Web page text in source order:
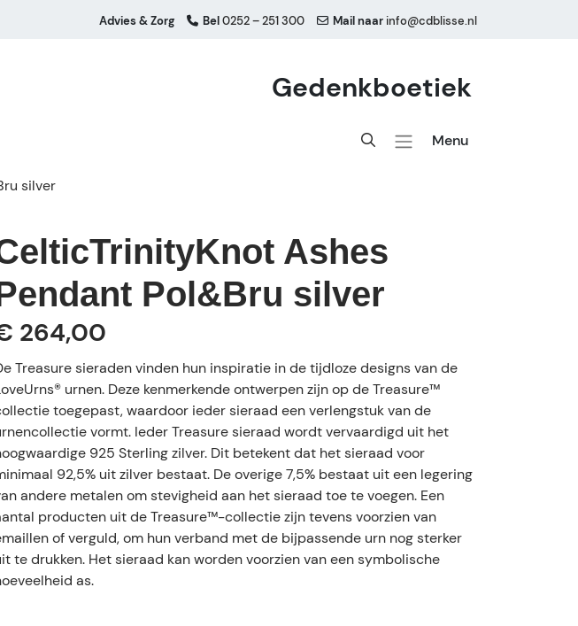
Advies & Zorg Bel0252 – 251 300 Mail naar info@cdblisse.nl
Gedenkboetiek
Menu
silver
Ashes
Pol&Bru silver
264,00
Treasure sieraden vinden hun inspiratie in de tijdloze designs van de
urnen. Deze kenmerkende ontwerpen zijn op de Treasure™
toegepast, waardoor ieder sieraad een verlengstuk van de
vormt. Ieder Treasure sieraad wordt vervaardigd uit het
925 Sterling zilver. Dit betekent dat het sieraad voor
92,5% uit zilver bestaat. De overige 7,5% bestaat uit een legering
andere metalen om stevigheid aan het sieraad toe te voegen. Een
producten uit de Treasure™-collectie zijn tevens voorzien van
of verguld, om hun verband met de bijpassende urn nog sterker
te drukken. Het sieraad kan worden voorzien van een symbolische
as.